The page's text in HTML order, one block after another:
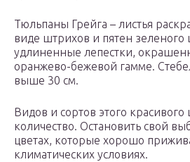
Тюльпаны Грейга – листья
виде штрихов и пятен
удлиненные лепестки,
оранжево-бежевой гамме.
выше 30 см.
Видов и сортов этого красивого
количество. Остановить свой
цветах, которые хорошо
климатических условиях.